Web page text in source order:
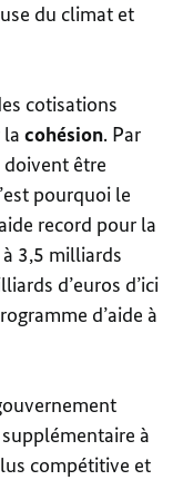
du climat et
cotisations
lacohésion. Par
être
pourquoi le
record pour la
3,5 milliards
d’euros d’ici
d’aide à
à
compétitive et